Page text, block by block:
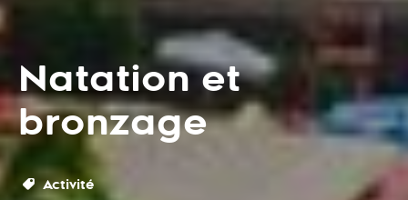
Natation et
bronzage
Activité